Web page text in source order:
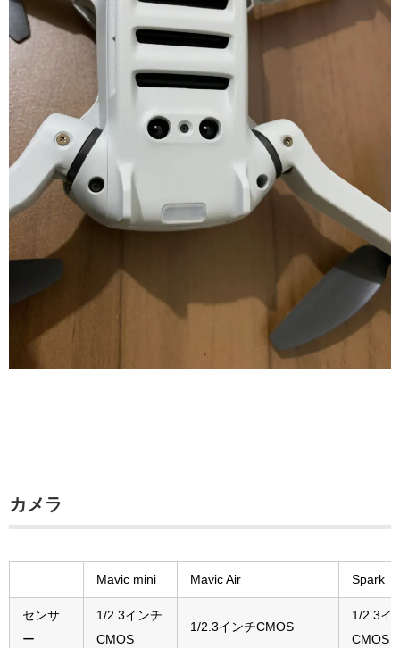
カメラ
Mavic mini Mavic Air Spark
センサ
ー
1/2.3インチ
CMOS
1/2.3インチCMOS
1/2.3イ
CMOS